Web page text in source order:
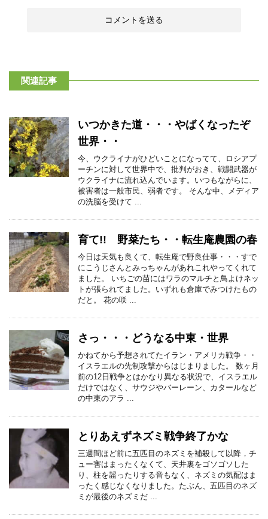
関連記事
いつかきた道・・・やばくなったぞ
世界・・
今、ウクライナがひどいことになってて、ロシアプ
ーチンに対して世界中で、批判がおき、戦闘武器が
ウクライナに流れ込んでいます。いつもながらに、
被害者は一般市民、弱者です。 そんな中、メディア
の洗脳を受けて ...
育て!! 野菜たち・・転生庵農園の春
今日は天気も良くて、転生庵で野良仕事・・・すで
にこうじさんとみっちゃんがあれこれやってくれて
ました。 いちごの苗にはワラのマルチと鳥よけネッ
トが張られてました。いずれも倉庫でみつけたもの
だと。 花の咲 ...
さっ・・・どうなる中東・世界
かねてから予想されてたイラン・アメリカ戦争・・
イスラエルの先制攻撃からはじまりました。 数ヶ月
前の12日戦争とはかなり異なる状況で、イスラエル
だけではなく、サウジやバーレーン、カタールなど
の中東のアラ ...
とりあえずネズミ戦争終了かな
三週間ほど前に五匹目のネズミを補殺して以降，チ
ュー害はまったくなくて、天井裏をゴソゴソした
り、柱を齧ったりする音もなく、ネズミの気配はま
ったく感じなくなりました。たぶん、五匹目のネズ
ミが最後のネズミだ ...